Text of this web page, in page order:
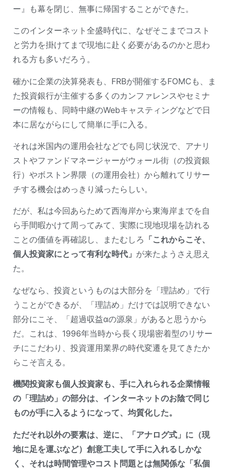
ー』も幕を閉じ、無事に帰国することができた。
このインターネット全盛時代に、なぜそこまでコスト
と労力を掛けてまで現地に赴く必要があるのかと思わ
れる方も多いだろう。
確かに企業の決算発表も、FRBが開催するFOMCも、ま
た投資銀行が主催する多くのカンファレンスやセミナ
ーの情報も、同時中継のWebキャスティングなどで日
本に居ながらにして簡単に手に入る。
それは米国内の運用会社などでも同じ状況で、アナリ
ストやファンドマネージャーがウォール街（の投資銀
行）やボストン界隈（の運用会社）から離れてリサー
チする機会はめっきり減ったらしい。
だが、私は今回あらためて西海岸から東海岸までを自
ら手間暇かけて周ってみて、実際に現地現場を訪れる
ことの価値を再確認し、またむしろ 「これからこそ、
個人投資家にとって有利な時代」 が来たようさえ思え
た。
なぜなら、投資というものは大部分を「理詰め」で行
うことができるが、「理詰め」だけでは説明できない
部分にこそ、「超過収益αの源泉」があると思うから
だ。これは、1996年当時から長く現場密着型のリサー
チにこだわり、投資運用業界の時代変遷を見てきたか
らこそ言える。
機関投資家も個人投資家も、手に入れられる企業情報
の「理詰め」の部分は、インターネットのお陰で同じ
ものが手に入るようになって、均質化した。
ただそれ以外の要素は、逆に、「アナログ式」に（現
地に足を運ぶなど）創意工夫して手に入れるしかな
く、それは時間管理やコスト問題とは無関係な「私個